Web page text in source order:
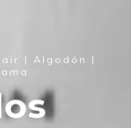
| Algodón |